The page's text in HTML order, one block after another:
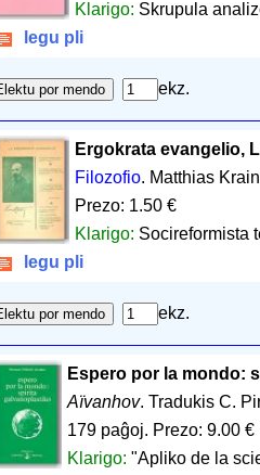
Klarigo: Skrupula
legu pli
ekz.
Ergokrata evangelio,
Filozofio. Matthias
Prezo: 1.50 €
Klarigo: Socireformista
legu pli
ekz.
Espero por la mondo:
Aïvanhov. Tradukis C.
179 paĝoj. Prezo: 9.00 €
Klarigo: "Apliko de la